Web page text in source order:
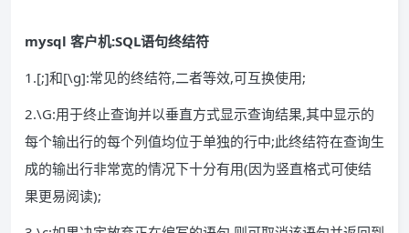
mysql 客户机:SQL语句终结符
1.[;]和[\g]:常见的终结符,二者等效,可互换使用;
2.\G:用于终止查询并以垂直方式显示查询结果,其中显示的
每个输出行的每个列值均位于单独的行中;此终结符在查询生
成的输出行非常宽的情况下十分有用(因为竖直格式可使结
果更易阅读);